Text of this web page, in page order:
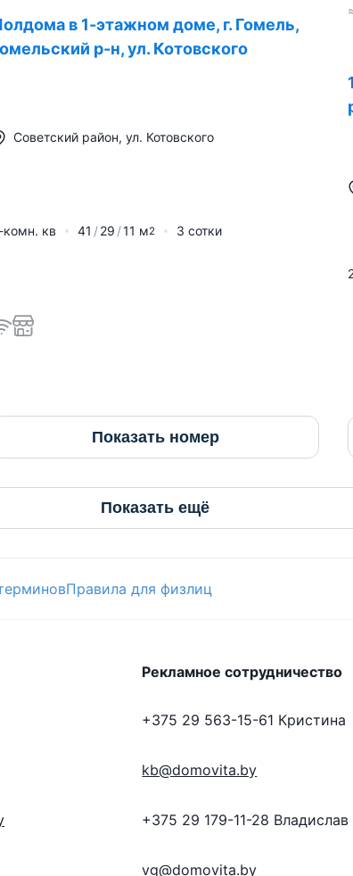
в 1-этажном доме, г. Гомель,
р-н, ул. Котовского
Советский район, ул. Котовского
комн. кв 41 29 11 м2 3 сотки
Показать номер
Показать ещё
Правила для физлиц
Рекламное сотрудничество
+375 29 563-15-61 Кристина
kb@domovita.by
+375 29 179-11-28 Владислав
vg@domovita.by